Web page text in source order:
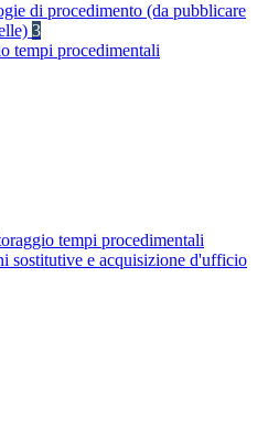
di procedimento (da pubblicare
3
tempi procedimentali
tempi procedimentali
sostitutive e acquisizione d'ufficio